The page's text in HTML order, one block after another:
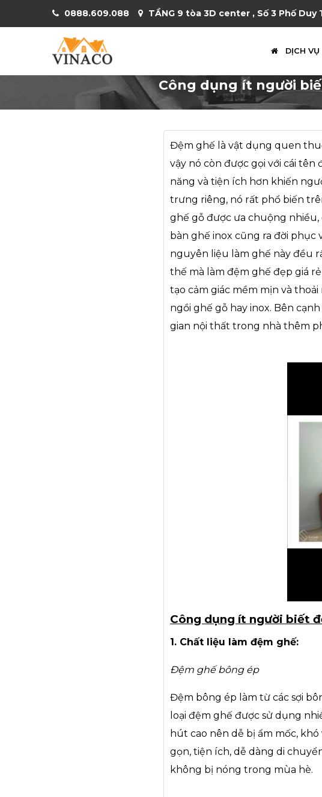
0888.609.088 TẦNG 9 tòa 3D center , Số 3 Phố Duy
DỊCH
Công dụng ít người
Đệm ghế là vật dụng quen
vậy nó còn được gọi với cái tên
năng và tiện ích hơn khiến
trưng riêng, nó rất phổ biến
ghế gỗ được ưa chuộng nhiều,
bàn ghế inox cũng ra đời phục
nguyên liệu làm ghế này đều
thế mà làm đệm ghế đẹp giá
tạo cảm giác mềm mịn và
ngồi ghế gỗ hay inox. Bên
gian nội thất trong nhà thêm
Công dụng ít người biết
1. Chất liệu làm đệm ghế:
Đệm ghế bông ép
Đệm bông ép làm từ các sợi
loại đệm ghế được sử dụng
hút cao nên dễ bị ẩm mốc,
gọn, tiện ích, dễ dàng di
không bị nóng trong mùa hè.